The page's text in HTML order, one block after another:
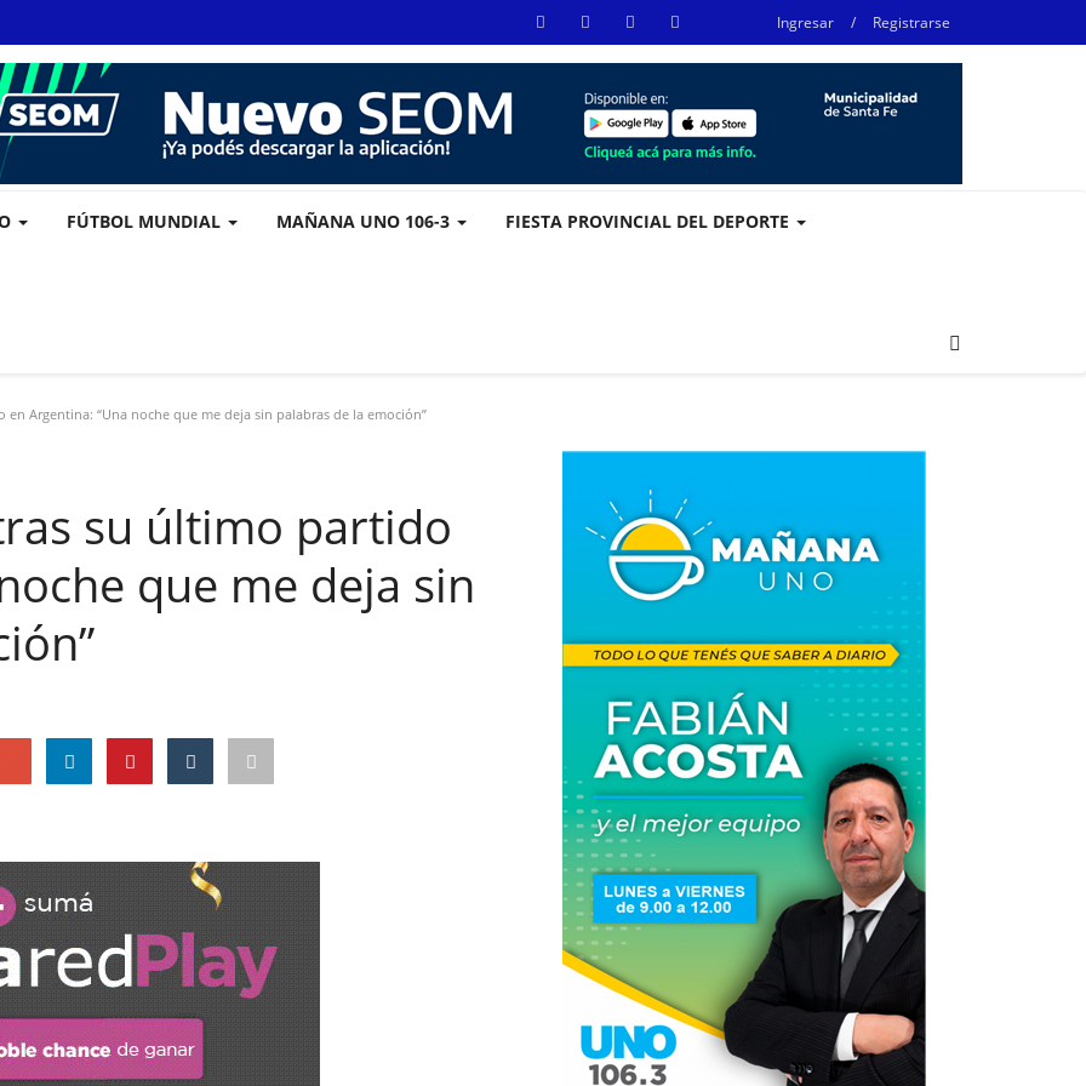
Ingresar / Registrarse
FÚTBOL MUNDIAL MAÑANA UNO 106-3 FIESTA PROVINCIAL DEL DEPORTE
Argentina: “Una noche que me deja sin palabras de la emoción”
su último partido
que me deja sin